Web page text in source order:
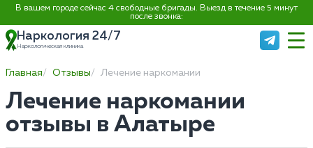
В вашем городе сейчас 4 свободные бригады. Выезд в течение 5 минут
после звонка:
Наркология 24/7
Наркологическая клиника
Главная Отзывы Лечение наркомании
Лечение наркомании
отзывы в Алатыре